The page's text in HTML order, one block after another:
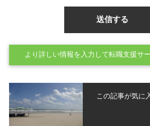
より詳しい情報を入力して転職支援サ
この記事が気に